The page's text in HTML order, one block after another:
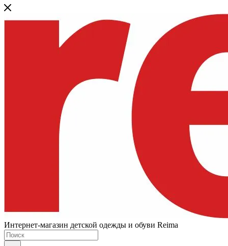
Интернет-магазин детской одежды и обуви Reima